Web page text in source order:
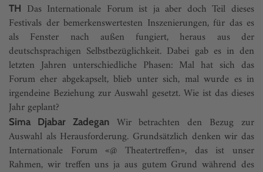
TH Das Internationale Forum ist ja aber doch Teil dieses
Festivals der bemerkenswertesten Inszenierungen, für das es
als Fenster nach außen fungiert, heraus aus der
deutschsprachigen Selbstbezüglichkeit. Dabei gab es in den
letzten Jahren unterschiedliche Phasen: Mal hat sich das
Forum eher abgekapselt, blieb unter sich, mal wurde es in
irgendeine Beziehung zur Auswahl gesetzt. Wie ist das dieses
Jahr geplant?
Sima Djabar ZadeganWir betrachten den Bezug zur
Auswahl als Herausforderung. Grundsätzlich denken wir das
Internationale Forum «@ Theatertreffen», das ist unser
Rahmen, wir treffen uns ja aus gutem Grund während des